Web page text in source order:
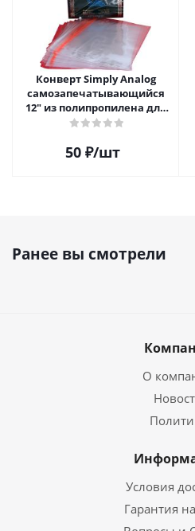
Конверт Simply Analog
самозапечатывающийся
12" из полипропилена для
пластинок
50 ₽/шт
Ранее вы смотрели
О
Условия
Гарантия